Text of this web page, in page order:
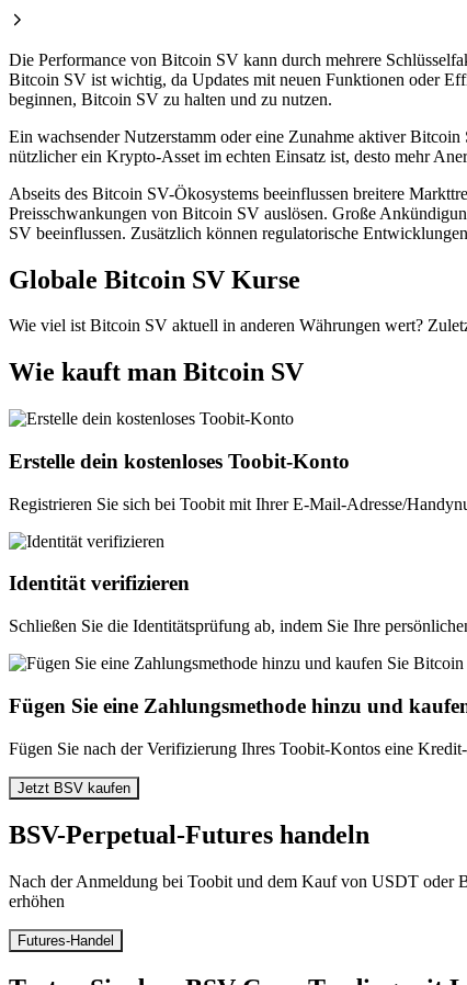
Die Performance von Bitcoin SV kann durch mehrere
Bitcoin SV ist wichtig, da Updates mit neuen Funktionen oder
beginnen, Bitcoin SV zu halten und zu nutzen.
Ein wachsender Nutzerstamm oder eine Zunahme aktiver
nützlicher ein Krypto-Asset im echten Einsatz ist, desto mehr
Abseits des Bitcoin SV-Ökosystems beeinflussen breitere
Preisschwankungen von Bitcoin SV auslösen. Große
SV beeinflussen. Zusätzlich können regulatorische
Globale Bitcoin SV Kurse
Wie viel ist Bitcoin SV aktuell in anderen Währungen wert?
Wie kauft man Bitcoin SV
Erstelle dein kostenloses Toobit-Konto
Registrieren Sie sich bei Toobit mit Ihrer E-Mail-Adresse/
Identität verifizieren
Schließen Sie die Identitätsprüfung ab, indem Sie Ihre
Fügen Sie eine Zahlungsmethode hinzu und
Fügen Sie nach der Verifizierung Ihres Toobit-Kontos eine
Jetzt BSV kaufen
BSV-Perpetual-Futures handeln
Nach der Anmeldung bei Toobit und dem Kauf von USDT oder
erhöhen
Futures-Handel